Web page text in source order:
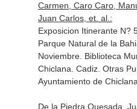
Carmen, Caro Caro,
Juan Carlos, et. al.:
Exposicion Itinerante N?
Parque Natural de la
Noviembre. Biblioteca
Chiclana. Cadiz. Otras
Ayuntamiento de
De la Piedra Quesada,